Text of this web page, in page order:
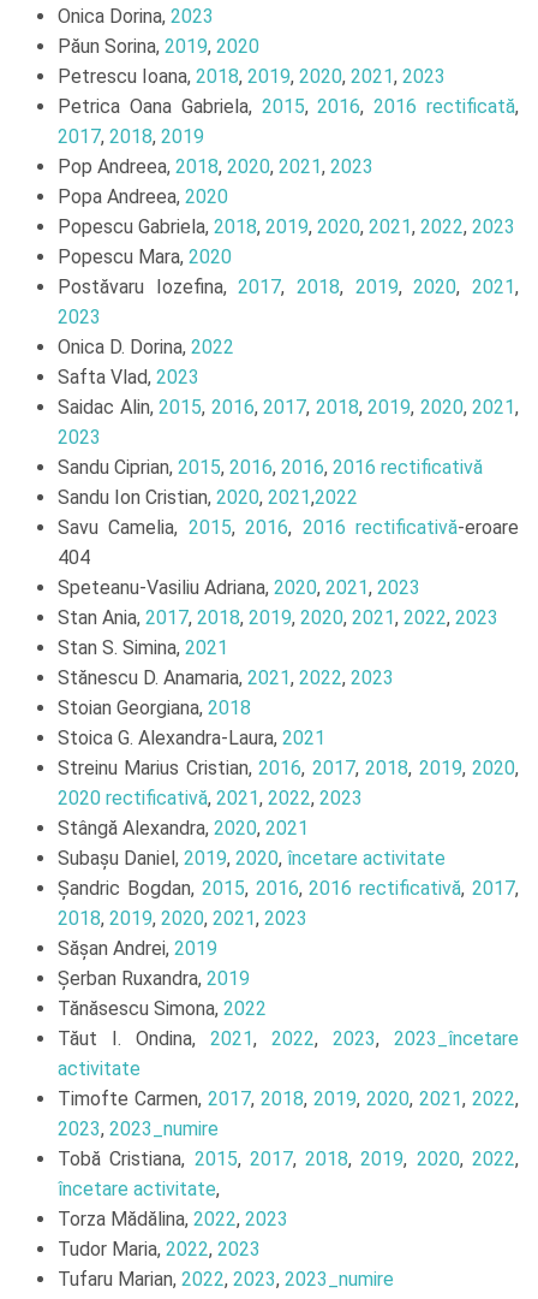
Onica Dorina, 2023
Păun Sorina, 2019, 2020
Petrescu Ioana, 2018, 2019, 2020, 2021, 2023
Petrica Oana Gabriela, 2015,2016,2016 rectificată,
2017, 2018, 2019
Pop Andreea, 2018, 2020, 2021, 2023
Popa Andreea, 2020
Popescu Gabriela, 2018, 2019, 2020, 2021, 2022, 2023
Popescu Mara, 2020
Postăvaru Iozefina,2017,2018, 2019,2020,2021,
2023
Onica D. Dorina, 2022
Safta Vlad, 2023
Saidac Alin, 2015, 2016, 2017, 2018, 2019, 2020, 2021,
2023
Sandu Ciprian, 2015, 2016, 2016, 2016 rectificativă
Sandu Ion Cristian, 2020, 2021,2022
Savu Camelia, 2015,2016, 2016 rectificativă-eroare
404
Speteanu-Vasiliu Adriana, 2020, 2021, 2023
Stan Ania, 2017, 2018, 2019, 2020, 2021, 2022, 2023
Stan S. Simina, 2021
Stănescu D. Anamaria, 2021, 2022, 2023
Stoian Georgiana, 2018
Stoica G. Alexandra-Laura, 2021
Streinu Marius Cristian,2016, 2017,2018, 2019,2020,
2020 rectificativă, 2021, 2022, 2023
Stângă Alexandra, 2020, 2021
Subașu Daniel, 2019, 2020, încetare activitate
Șandric Bogdan, 2015, 2016,2016 rectificativă,2017,
2018, 2019, 2020, 2021, 2023
Sășan Andrei, 2019
Șerban Ruxandra, 2019
Tănăsescu Simona, 2022
Tăut I. Ondina, 2021, 2022, 2023, 2023_încetare
activitate
Timofte Carmen, 2017, 2018, 2019, 2020, 2021, 2022,
2023, 2023_numire
Tobă Cristiana, 2015, 2017,2018,2019, 2020,2022,
încetare activitate,
Torza Mădălina, 2022, 2023
Tudor Maria, 2022, 2023
Tufaru Marian, 2022, 2023, 2023_numire